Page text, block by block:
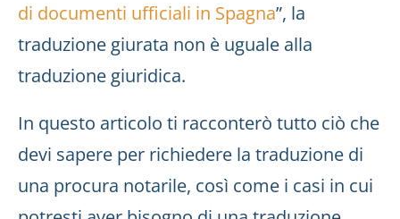
di documenti ufficiali in Spagna”, la
traduzione giurata non è uguale alla
traduzione giuridica.
In questo articolo ti racconterò tutto ciò che
devi sapere per richiedere la traduzione di
una procura notarile, così come i casi in cui